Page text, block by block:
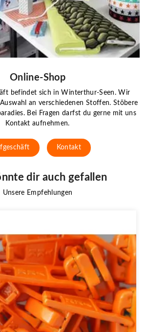
Online-Shop
befindet sich in Winterthur-Seen. Wir
an verschiedenen Stoffen. Stöbere
Bei Fragen darfst du gerne mit uns
Kontakt aufnehmen.
Kontakt
dir auch gefallen
Unsere Empfehlungen